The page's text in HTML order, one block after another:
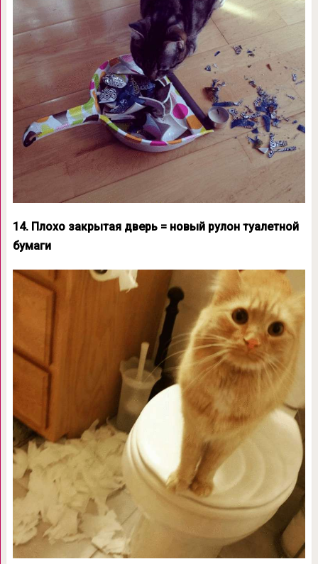
14. Плохо закрытая дверь = новый рулон туалетной
бумаги